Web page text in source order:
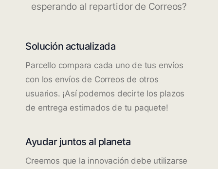
esperando al repartidor de Correos?
Solución actualizada
Parcello compara cada uno de tus envíos
con los envíos de Correos de otros
usuarios. ¡Así podemos decirte los plazos
de entrega estimados de tu paquete!
Ayudar juntos al planeta
Creemos que la innovación debe utilizarse